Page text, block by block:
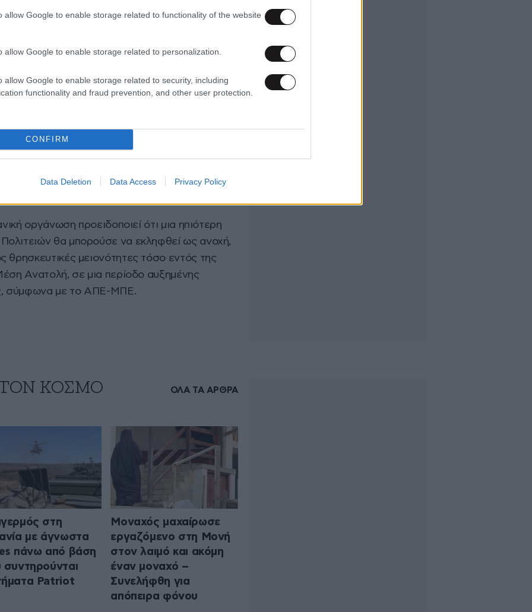
allow Google to enable storage related to functionality of the website
allow Google to enable storage related to personalization.
allow Google to enable storage related to security, including
functionality and fraud prevention, and other user protection.
CONFIRM
Data Deletion Data Access Privacy Policy
επισημαίνοντας τη μετατροπή της Αγίας
μουσεία σε τεμένη ως ενδεικτικές
ευρύτερο συμβολισμό.
με την Τουρκία
κάθε μελλοντική συνεργασία στον
να συνοδεύεται από μετρήσιμες βελτιώσεις
Όπως υποστηρίζει, η επιδείνωση
σε μια χώρα μέλος του ΝΑΤΟ,καθιστά
πίεσης προς την Άγκυρα προκειμένου να
δίκαιο.
οργάνωση προειδοποιεί ότι μια ηπιότερη
θα μπορούσε να εκληφθεί ως ανοχή,
θρησκευτικές μειονότητες τόσο εντός της
Ανατολή, σε μια περίοδο αυξημένης
σύμφωνα με το ΑΠΕ-ΜΠΕ.
ΤΟΝ ΚΟΣΜΟ ΟΛΑ ΤΑ ΑΡΘΡΑ
στη
με άγνωστα
πάνω από βάση
συντηρούνται
Patriot
Μοναχός μαχαίρωσε
εργαζόμενο στη Μονή
στον λαιμό και ακόμη
έναν μοναχό –
Συνελήφθη για
απόπειρα φόνου